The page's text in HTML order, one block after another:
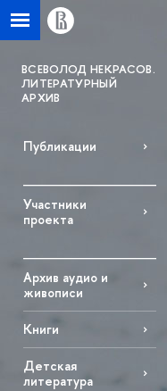
ВСЕВОЛОД НЕКРАСОВ.
ЛИТЕРАТУРНЫЙ
АРХИВ
Публикации
Участники
проекта
Архив аудио и
живописи
Книги
Детская
литература